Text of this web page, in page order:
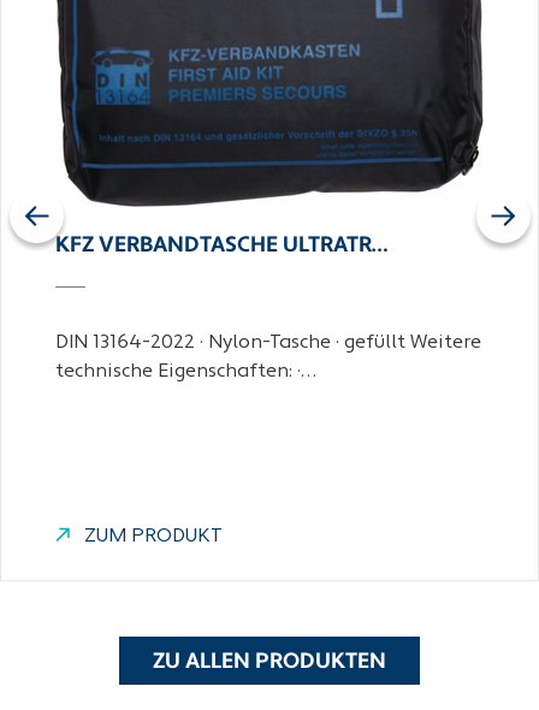
KFZ VERBANDTASCHE ULTRATR…
DIN 13164-2022 · Nylon-Tasche · gefüllt Weitere
technische Eigenschaften: ·…
ZUM PRODUKT
Previous Next
ZU ALLEN PRODUKTEN